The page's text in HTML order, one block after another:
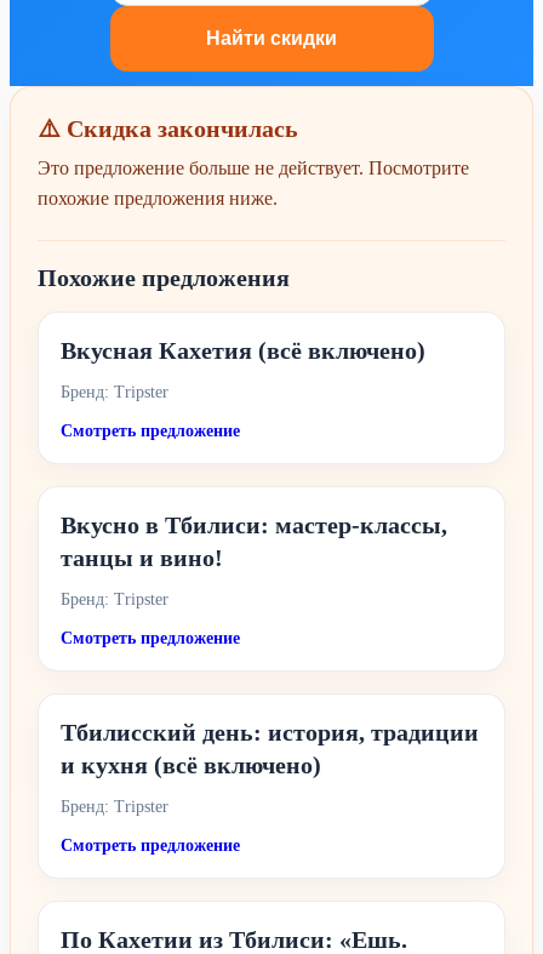
⚠️ Скидка закончилась
Это предложение больше не действует. Посмотрите
похожие предложения ниже.
Похожие предложения
Вкусная Кахетия (всё включено)
Бренд: Tripster
Смотреть предложение
Вкусно в Тбилиси: мастер-классы,
танцы и вино!
Бренд: Tripster
Смотреть предложение
Тбилисский день: история, традиции
и кухня (всё включено)
Бренд: Tripster
Смотреть предложение
По Кахетии из Тбилиси: «Ешь.